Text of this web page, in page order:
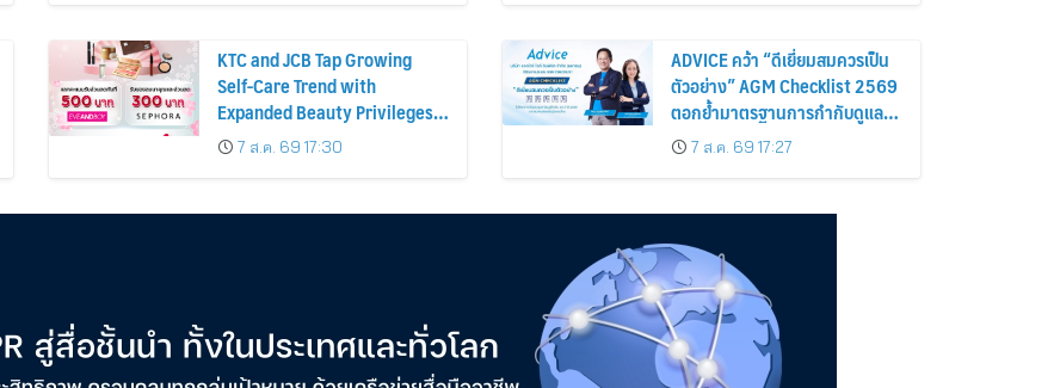
KTC and JCB Tap Growing
Self-Care Trend with
Expanded Beauty Privileges
Number of KTC JCB
Cardmembers Spending on
7 ส.ค. 69 17:30
ADVICE คว้า “ดีเยี่ยมสมควรเป็น
ตัวอย่าง” AGM Checklist 2569
ตอกย้ำมาตรฐานการกำกับดูแล
กิจการที่ดี
7 ส.ค. 69 17:27